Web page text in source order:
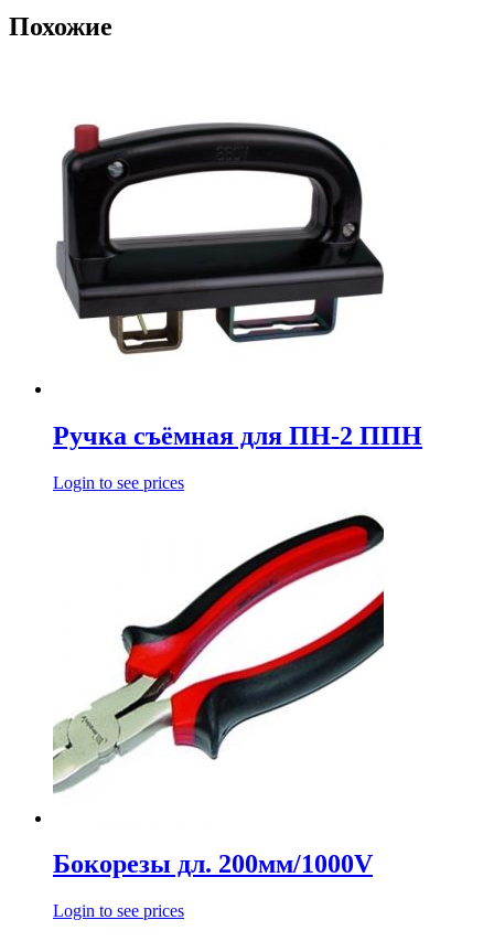
Похожие
Ручка съёмная для ПН-2 ППН
Login to see prices
Бокорезы дл. 200мм/1000V
Login to see prices